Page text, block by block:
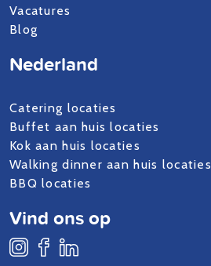
Vacatures
Blog
Nederland
Catering locaties
Buffet aan huis locaties
Kok aan huis locaties
Walking dinner aan huis locaties
BBQ locaties
Vind ons op